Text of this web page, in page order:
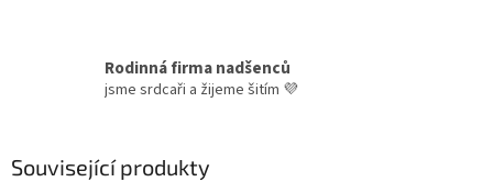
Rodinná firma nadšenců
jsme srdcaři a žijeme šitím 💜
Související produkty